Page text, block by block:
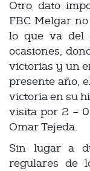
Otro dato
FBC Melgar
lo que va del
ocasiones,
victorias y un
presente año,
victoria en su
visita por 2 –
Omar Tejeda.
Sin lugar a
regulares de